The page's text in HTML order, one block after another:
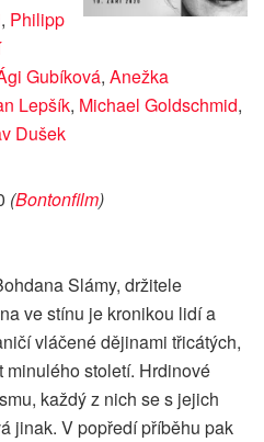
, Philipp
Gubíková, Anežka
Lepšík, Michael Goldschmid,
Dušek
(Bontonfilm)
Slámy, držitele
ve stínu je kronikou lidí a
vláčené dějinami třicátých,
minulého století. Hrdinové
každý z nich se s jejich
jinak. V popředí příběhu pak